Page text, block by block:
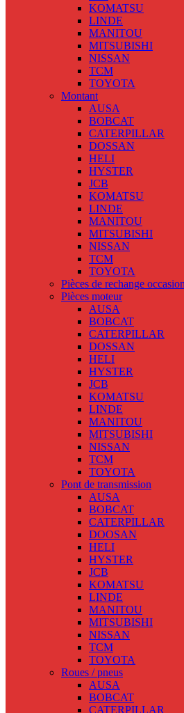
KOMATSU
LINDE
MANITOU
MITSUBISHI
NISSAN
TCM
TOYOTA
Montant
AUSA
BOBCAT
CATERPILLAR
DOSSAN
HELI
HYSTER
JCB
KOMATSU
LINDE
MANITOU
MITSUBISHI
NISSAN
TCM
TOYOTA
Pièces de rechange occasion
Pièces moteur
AUSA
BOBCAT
CATERPILLAR
DOSSAN
HELI
HYSTER
JCB
KOMATSU
LINDE
MANITOU
MITSUBISHI
NISSAN
TCM
TOYOTA
Pont de transmission
AUSA
BOBCAT
CATERPILLAR
DOOSAN
HELI
HYSTER
JCB
KOMATSU
LINDE
MANITOU
MITSUBISHI
NISSAN
TCM
TOYOTA
Roues / pneus
AUSA
BOBCAT
CATERPILLAR